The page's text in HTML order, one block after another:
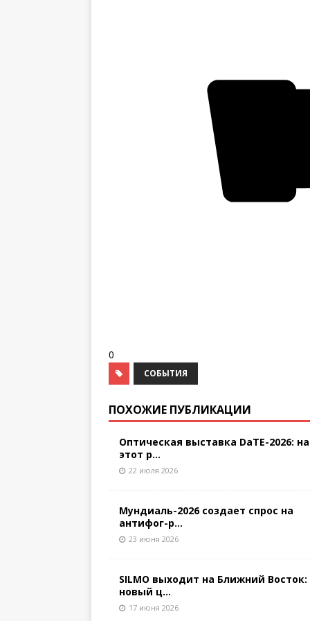
0
СОБЫТИЯ
ПОХОЖИЕ ПУБЛИКАЦИИ
Оптическая выставка DaTE-2026: на
этот р...
22 июля 2026
Мундиаль-2026 создает спрос на
антифог-р...
23 июня 2026
SILMO выходит на Ближний Восток:
новый ц...
17 июня 2026